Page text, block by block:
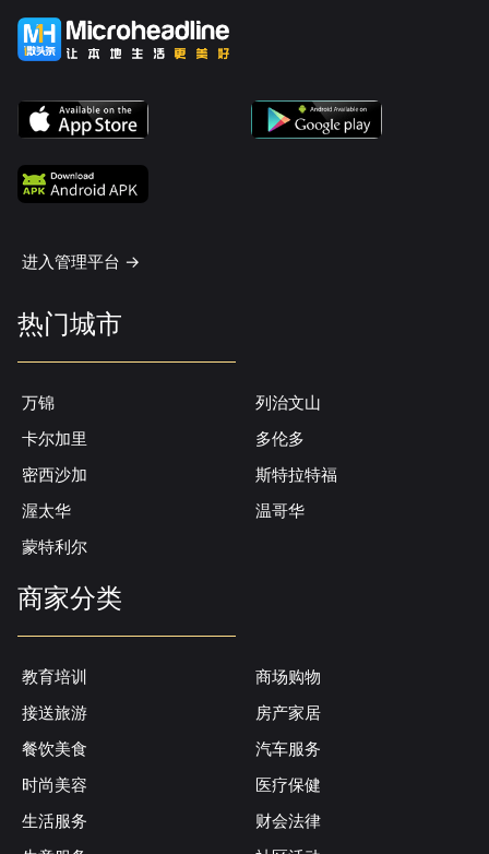
进入管理平台 ->
热门城市
万锦
列治文山
卡尔加里
多伦多
密西沙加
斯特拉特福
渥太华
温哥华
蒙特利尔
商家分类
教育培训
商场购物
接送旅游
房产家居
餐饮美食
汽车服务
时尚美容
医疗保健
生活服务
财会法律